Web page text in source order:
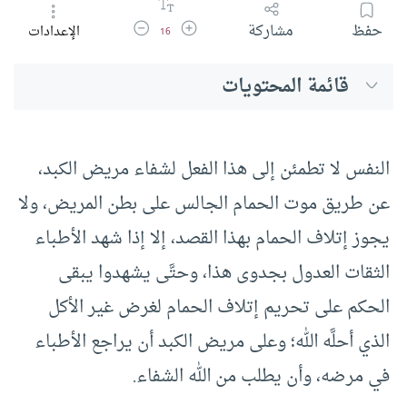
حفظ مشاركة زيادة حجم الخط
16 تقليل حجم الخطالإعدادات
قائمة المحتويات
النفس لا تطمئن إلى هذا الفعل لشفاء مريض الكبد،
عن طريق موت الحمام الجالس على بطن المريض، ولا
يجوز إتلاف الحمام بهذا القصد، إلا إذا شهد الأطباء
الثقات العدول بجدوى هذا، وحتَّى يشهدوا يبقى
الحكم على تحريم إتلاف الحمام لغرض غير الأكل
الذي أحلَّه الله؛ وعلى مريض الكبد أن يراجع الأطباء
في مرضه، وأن يطلب من الله الشفاء.